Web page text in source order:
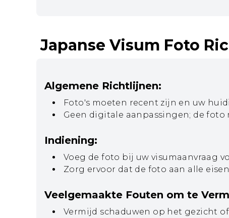
Japanse Visum Foto
Algemene Richtlijnen:
Foto's moeten recent zijn en uw
Geen digitale aanpassingen; de
Indiening:
Voeg de foto bij uw visumaanvraag
Zorg ervoor dat de foto aan alle
Veelgemaakte Fouten om te
Vermijd schaduwen op het gezicht